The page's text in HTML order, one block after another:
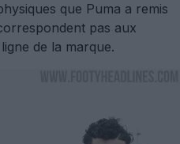
que Puma a remis
pas aux
de la marque.